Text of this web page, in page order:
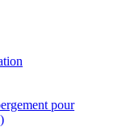
pour